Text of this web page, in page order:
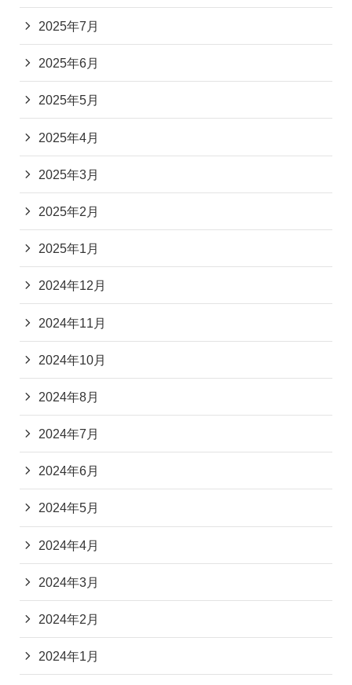
2025年7月
2025年6月
2025年5月
2025年4月
2025年3月
2025年2月
2025年1月
2024年12月
2024年11月
2024年10月
2024年8月
2024年7月
2024年6月
2024年5月
2024年4月
2024年3月
2024年2月
2024年1月